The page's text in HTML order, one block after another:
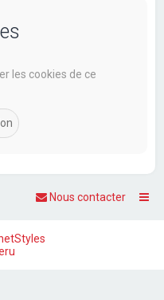
les cookies de ce
Nous contacter